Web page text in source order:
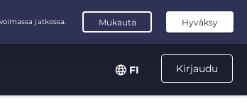
Kirjaudu
FI